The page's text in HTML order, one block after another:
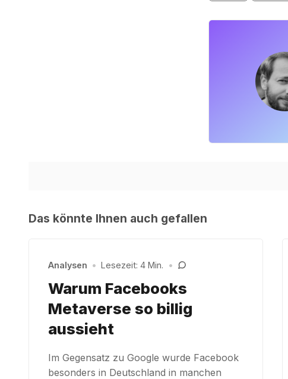
Das könnte Ihnen auch gefallen
Analysen • Lesezeit: 4 Min. •
Warum Facebooks
Metaverse so billig
aussieht
Im Gegensatz zu Google wurde Facebook
besonders in Deutschland in manchen